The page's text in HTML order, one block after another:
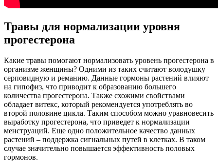
Травы для нормализации уровня
прогестерона
Какие травы помогают нормализовать уровень прогестерона в
организме женщины? Одними из таких считают володушку
серповидную и реманию. Данные гормоны растений влияют
на гипофиз, что приводит к образованию большего
количества прогестерона. Также схожими свойствами
обладает витекс, который рекомендуется употреблять во
второй половине цикла. Таким способом можно уравновесить
выработку прогестерона, что приведет к нормализации
менструаций. Еще одно положительное качество данных
растений – поддержка сигнальных путей в клетках. В таком
случае значительно повышается эффективность половых
гормонов.